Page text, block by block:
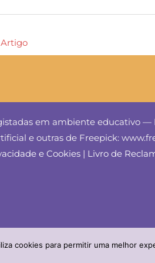
em ambiente educativo —
e outras de Freepick:
e Cookies | Livro de
& imagem
cookies para permitir uma melhor